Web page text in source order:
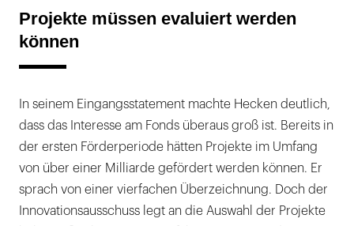
Projekte müssen evaluiert werden
können
In seinem Eingangsstatement machte Hecken deutlich,
dass das Interesse am Fonds überaus groß ist. Bereits in
der ersten Förderperiode hätten Projekte im Umfang
von über einer Milliarde gefördert werden können. Er
sprach von einer vierfachen Überzeichnung. Doch der
Innovationsausschuss legt an die Auswahl der Projekte